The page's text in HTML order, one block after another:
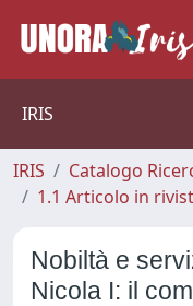
IRIS
IRIS Catalogo
1.1 Articolo in
Nobiltà e
Nicola I: il